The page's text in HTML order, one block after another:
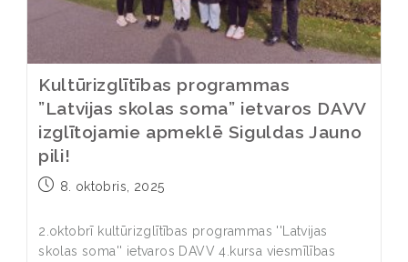
Kultūrizglītības programmas
”Latvijas skolas soma” ietvaros DAVV
izglītojamie apmeklē Siguldas Jauno
pili!
8. oktobris, 2025
2.oktobrī kultūrizglītības programmas ''Latvijas
skolas soma'' ietvaros DAVV 4.kursa viesmīlības